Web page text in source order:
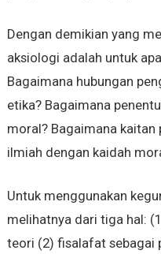
Dengan demikian yang
aksiologi adalah untuk
Bagaimana hubungan
etika? Bagaimana
moral? Bagaimana
ilmiah dengan kaidah
Untuk menggunakan
melihatnya dari tiga hal:
teori (2) fisalafat sebagai